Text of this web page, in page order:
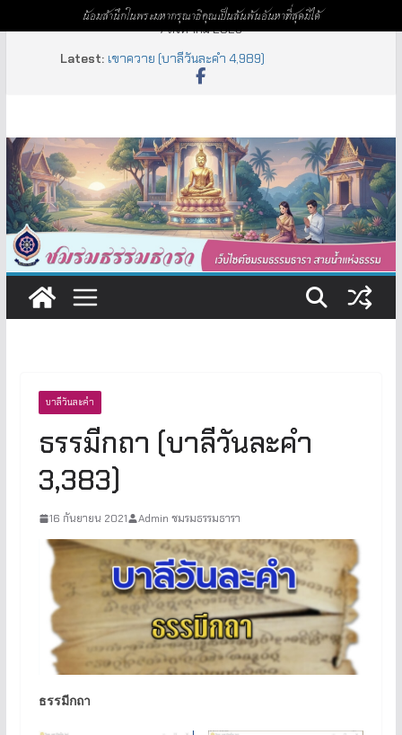
7 สิงหาคม 2026
Latest: เขาควาย (บาลีวันละคำ 4,989)
อหิงสา – อวิหิงสา (บาลีวันละคำ 4,993)
บาลีวันละคำ
ธรรมีกถา (บาลีวันละคำ
3,383)
16 กันยายน 2021 Admin ชมรมธรรมธารา
ธรรมีกถา
น้อมสำนึกในพระมหากรุณาธิคุณเป็นล้นพ้นอันหาที่สุดมิได้